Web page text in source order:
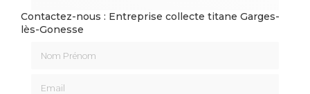
Contactez-nous : Entreprise collecte titane Garges-
lès-Gonesse